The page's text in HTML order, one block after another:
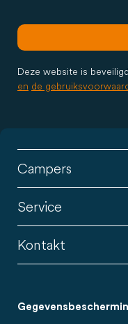
Deze website is
en de
Campers
Service
Kontakt